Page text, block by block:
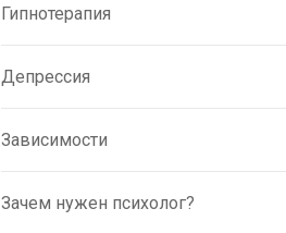
Гипнотерапия
Депрессия
Зависимости
Зачем нужен психолог?